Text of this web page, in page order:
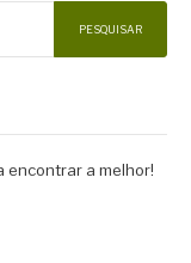
PESQUISAR
encontrar a melhor!